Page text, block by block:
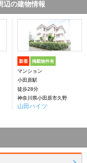
辺の建物情報
新着 掲載物件有
マンション
小田原駅
徒歩28分
神奈川県小田原市久野
山田ハイツ